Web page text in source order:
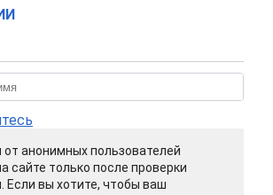
анонимных пользователей
сайте только после проверки
Если вы хотите, чтобы ваш